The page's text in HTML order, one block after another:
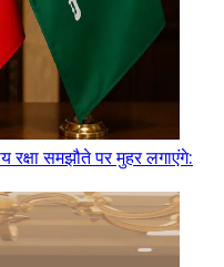
रक्षा समझौते पर मुहर लगाएंगे: